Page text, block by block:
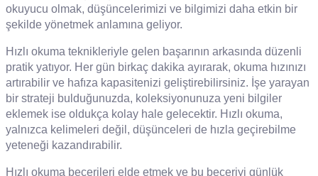
okuyucu olmak, düşüncelerimizi ve bilgimizi daha etkin bir
şekilde yönetmek anlamına geliyor.
Hızlı okuma teknikleriyle gelen başarının arkasında düzenli
pratik yatıyor. Her gün birkaç dakika ayırarak, okuma hızınızı
artırabilir ve hafıza kapasitenizi geliştirebilirsiniz. İşe yarayan
bir strateji bulduğunuzda, koleksiyonunuza yeni bilgiler
eklemek ise oldukça kolay hale gelecektir. Hızlı okuma,
yalnızca kelimeleri değil, düşünceleri de hızla geçirebilme
yeteneği kazandırabilir.
Hızlı okuma becerileri elde etmek ve bu beceriyi günlük